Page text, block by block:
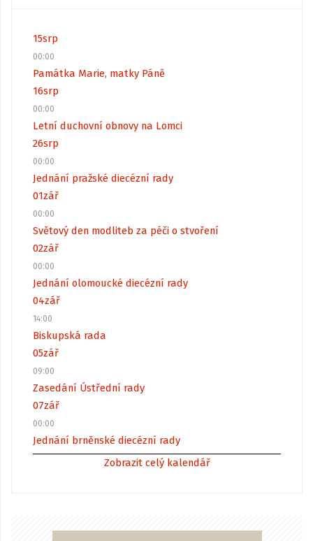
15srp
00:00
Památka Marie, matky Páně
16srp
00:00
Letní duchovní obnovy na Lomci
26srp
00:00
Jednání pražské diecézní rady
01zář
00:00
Světový den modliteb za péči o stvoření
02zář
00:00
Jednání olomoucké diecézní rady
04zář
14:00
Biskupská rada
05zář
09:00
Zasedání Ústřední rady
07zář
00:00
Jednání brněnské diecézní rady
Zobrazit celý kalendář